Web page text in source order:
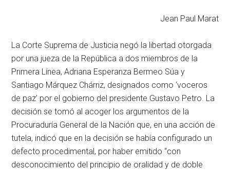
Jean Paul Marat
La Corte Suprema de Justicia negó la libertad otorgada
por una jueza de la República a dos miembros de la
Primera Línea, Adriana Esperanza Bermeo Súa y
Santiago Márquez Chárriz, designados como ‘voceros
de paz’ por el gobierno del presidente Gustavo Petro. La
decisión se tomó al acoger los argumentos de la
Procuraduría General de la Nación que, en una acción de
tutela, indicó que en la decisión se había configurado un
defecto procedimental, por haber emitido “con
desconocimiento del principio de oralidad y de doble